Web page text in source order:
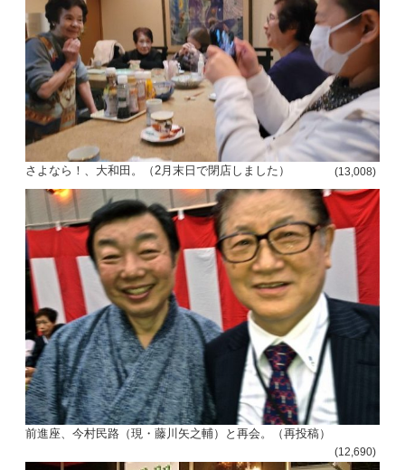
さよなら！、大和田。（2月末日で閉店しました） (13,008)
前進座、今村民路（現・藤川矢之輔）と再会。（再投稿）
(12,690)